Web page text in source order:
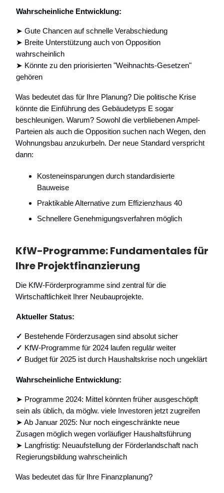
Wahrscheinliche Entwicklung:
➤ Gute Chancen auf schnelle Verabschiedung
➤ Breite Unterstützung auch von Opposition
wahrscheinlich
➤ Könnte zu den priorisierten "Weihnachts-Gesetzen"
gehören
Was bedeutet das für Ihre Planung? Die politische Krise
könnte die Einführung des Gebäudetyps E sogar
beschleunigen. Warum? Sowohl die verbliebenen Ampel-
Parteien als auch die Opposition suchen nach Wegen, den
Wohnungsbau anzukurbeln. Der neue Standard verspricht
dann:
Kosteneinsparungen durch standardisierte
Bauweise
Praktikable Alternative zum Effizienzhaus 40
Schnellere Genehmigungsverfahren möglich
KfW-Programme: Fundamentales für
Ihre Projektfinanzierung
Die KfW-Förderprogramme sind zentral für die
Wirtschaftlichkeit Ihrer Neubauprojekte.
Aktueller Status:
✓ Bestehende Förderzusagen sind absolut sicher
✓ KfW-Programme für 2024 laufen regulär weiter
✓ Budget für 2025 ist durch Haushaltskrise noch ungeklärt
Wahrscheinliche Entwicklung:
➤ Programme 2024: Mittel könnten früher ausgeschöpft
sein als üblich, da möglw. viele Investoren jetzt zugreifen
➤ Ab Januar 2025: Nur noch eingeschränkte neue
Zusagen möglich wegen vorläufiger Haushaltsführung
➤ Langfristig: Neuaufstellung der Förderlandschaft nach
Regierungsbildung wahrscheinlich
Was bedeutet das für Ihre Finanzplanung?